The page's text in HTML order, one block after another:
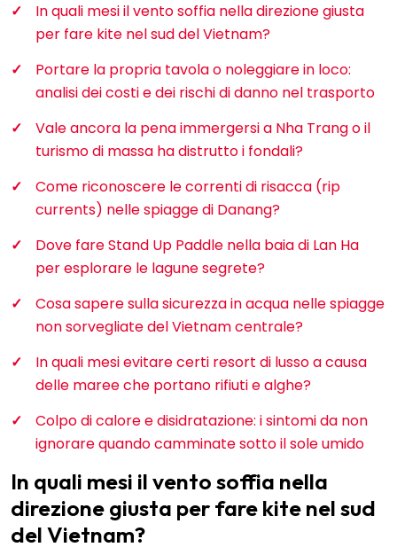
In quali mesi il vento soffia nella direzione giusta
per fare kite nel sud del Vietnam?
Portare la propria tavola o noleggiare in loco:
analisi dei costi e dei rischi di danno nel trasporto
Vale ancora la pena immergersi a Nha Trang o il
turismo di massa ha distrutto i fondali?
Come riconoscere le correnti di risacca (rip
currents) nelle spiagge di Danang?
Dove fare Stand Up Paddle nella baia di Lan Ha
per esplorare le lagune segrete?
Cosa sapere sulla sicurezza in acqua nelle spiagge
non sorvegliate del Vietnam centrale?
In quali mesi evitare certi resort di lusso a causa
delle maree che portano rifiuti e alghe?
Colpo di calore e disidratazione: i sintomi da non
ignorare quando camminate sotto il sole umido
In quali mesi il vento soffia nella
direzione giusta per fare kite nel sud
del Vietnam?